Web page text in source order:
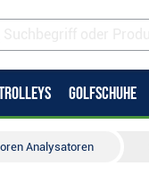
GOLFSCHUHE
Analysatoren